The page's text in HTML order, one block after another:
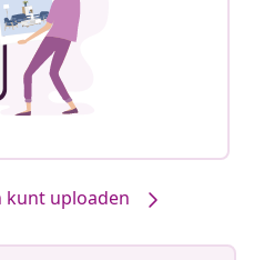
kunt uploaden